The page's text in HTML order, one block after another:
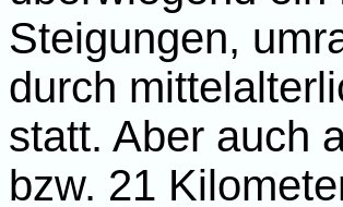
Steigungen,
durch
statt. Aber auch
bzw. 21